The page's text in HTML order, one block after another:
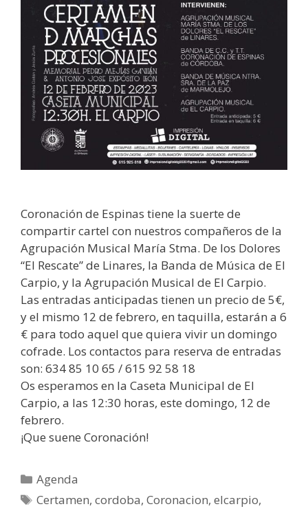
Coronación de Espinas tiene la suerte de
compartir cartel con nuestros compañeros de la
Agrupación Musical María Stma. De los Dolores
“El Rescate” de Linares, la Banda de Música de El
Carpio, y la Agrupación Musical de El Carpio.
Las entradas anticipadas tienen un precio de 5€,
y el mismo 12 de febrero, en taquilla, estarán a 6
€ para todo aquel que quiera vivir un domingo
cofrade. Los contactos para reserva de entradas
son: 634 85 10 65 / 615 92 58 18
Os esperamos en la Caseta Municipal de El
Carpio, a las 12:30 horas, este domingo, 12 de
febrero.
¡Que suene Coronación!
Agenda
Certamen,cordoba,Coronacion,elcarpio,